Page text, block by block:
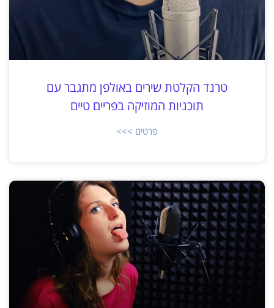
טרנד הקלטת שירים באולפן מתגבר עם
תוכניות המוזיקה בפריים טיים
פרטים >>>